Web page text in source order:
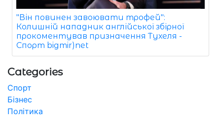
"Він повинен завоювати трофей":
Колишній нападник англійської збірної
прокоментував призначення Тухеля -
Спорт bigmir)net
Categories
Спорт
Бізнес
Політика